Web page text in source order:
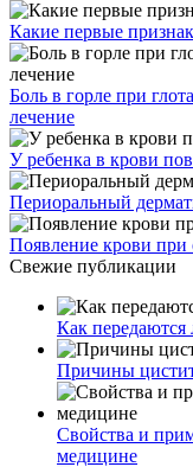
Какие первые
Боль в горле при
лечение
У ребенка в крови
Периоральный
Появление крови
Свежие публикации
Как передаются
Причины
Свойства и
медицине